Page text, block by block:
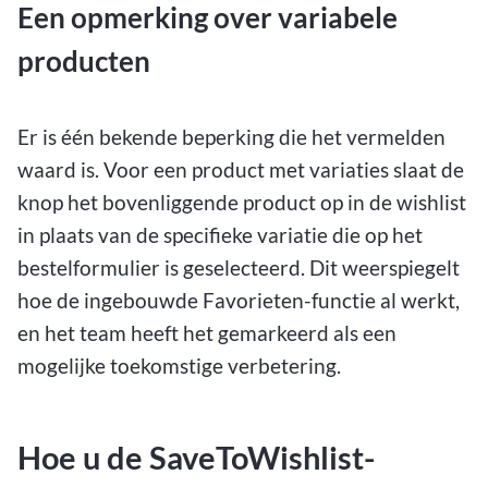
Een opmerking over variabele
producten
Er is één bekende beperking die het vermelden
waard is. Voor een product met variaties slaat de
knop het bovenliggende product op in de wishlist
in plaats van de specifieke variatie die op het
bestelformulier is geselecteerd. Dit weerspiegelt
hoe de ingebouwde Favorieten-functie al werkt,
en het team heeft het gemarkeerd als een
mogelijke toekomstige verbetering.
Hoe u de SaveToWishlist-